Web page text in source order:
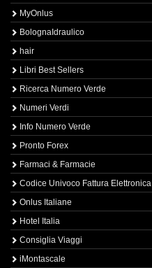
MyOnlus
BolognaIdraulico
hair
Libri Best Sellers
Ricerca Numero Verde
Numeri Verdi
Info Numero Verde
Pronto Forex
Farmaci & Farmacie
Codice Univoco Fattura Elettronica
Onlus Italiane
Hotel Italia
Consiglia Viaggi
iMontascale